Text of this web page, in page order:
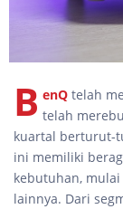
B enQ telah
telah
kuartal berturut-
ini memiliki
kebutuhan,
lainnya. Dari